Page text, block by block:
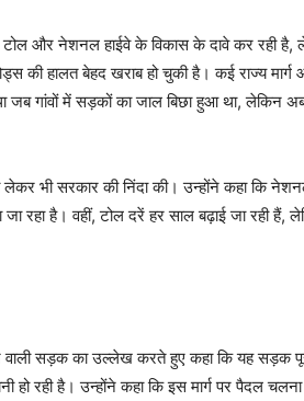
टोल और नेशनल हाईवे के विकास के दावे कर रही है,
की हालत बेहद खराब हो चुकी है। कई राज्य मार्ग
जब गांवों में सड़कों का जाल बिछा हुआ था, लेकिन
भी सरकार की निंदा की। उन्होंने कहा कि
रहा है। वहीं, टोल दरें हर साल बढ़ाई जा रही हैं,
सड़क का उल्लेख करते हुए कहा कि यह सड़क
रही है। उन्होंने कहा कि इस मार्ग पर पैदल चलना